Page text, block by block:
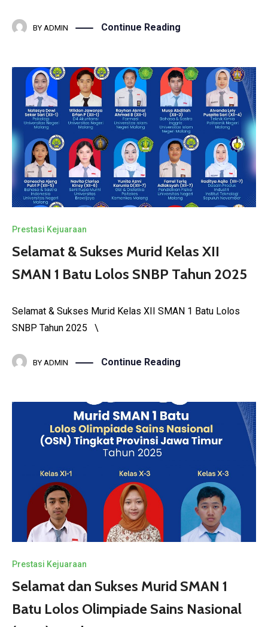
BY ADMIN Continue Reading
Prestasi Kejuaraan
Selamat & Sukses Murid Kelas XII
SMAN 1 Batu Lolos SNBP Tahun 2025
Selamat & Sukses Murid Kelas XII SMAN 1 Batu Lolos
SNBP Tahun 2025 \
BY ADMIN Continue Reading
Prestasi Kejuaraan
Selamat dan Sukses Murid SMAN 1
Batu Lolos Olimpiade Sains Nasional